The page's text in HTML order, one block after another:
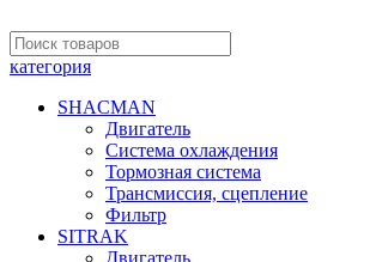
категория
SHACMAN
Двигатель
Система охлаждения
Тормозная система
Трансмиссия, сцепление
Фильтр
SITRAK
Двигатель